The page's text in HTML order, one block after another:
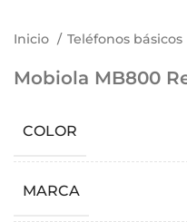
Inicio Teléfonos básicos
Mobiola MB800
COLOR
MARCA